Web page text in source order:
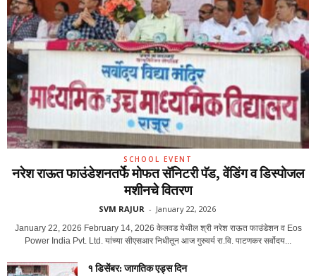
SCHOOL EVENT
नरेश राऊत फाउंडेशनतर्फे मोफत सॅनिटरी पॅड, वेंडिंग व डिस्पोजल
मशीनचे वितरण
SVM RAJUR - January 22, 2026
January 22, 2026 February 14, 2026 केलवड येथील श्री नरेश राऊत फाउंडेशन व Eos
Power India Pvt. Ltd. यांच्या सीएसआर निधीतून आज गुरुवर्य रा.वि. पाटणकर सर्वोदय...
१ डिसेंबर: जागतिक एड्स दिन